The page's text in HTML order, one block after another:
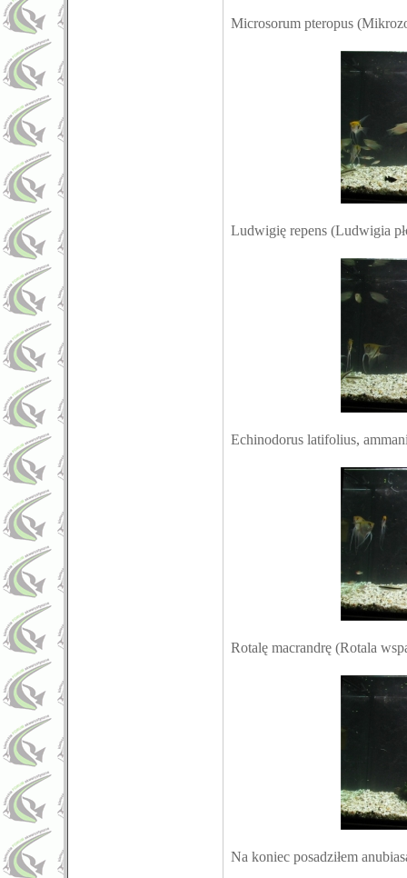
Microsorum pteropus
Ludwigię repens (Ludwigia
Echinodorus latifolius,
Rotalę macrandrę (Rotala
Na koniec posadziłem